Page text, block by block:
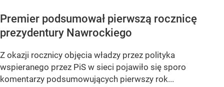
Premier podsumował pierwszą rocznicę
prezydentury Nawrockiego
Z okazji rocznicy objęcia władzy przez polityka
wspieranego przez PiS w sieci pojawiło się sporo
komentarzy podsumowujących pierwszy rok...